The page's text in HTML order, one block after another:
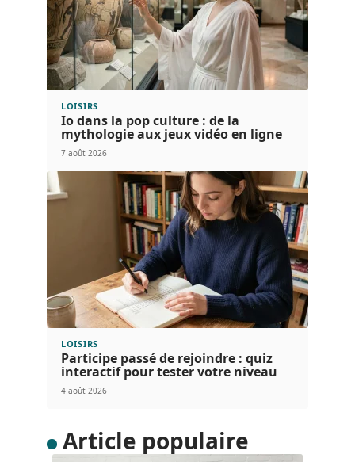
LOISIRS
Io dans la pop culture : de la
mythologie aux jeux vidéo en ligne
7 août 2026
LOISIRS
Participe passé de rejoindre : quiz
interactif pour tester votre niveau
4 août 2026
Article populaire